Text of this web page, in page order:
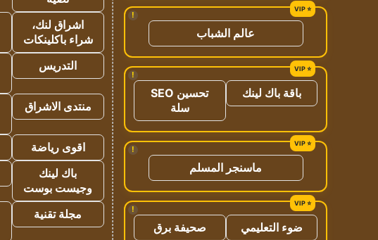
!
عالم الشباب
!
باقة باك لينك
تحسين SEO
سلة
!
ماسنجر المسلم
!
ضوء التعليمي
صحيفة برق
اشراق لنك،
شراء باكلينكات
التدريس
منتدى الاشراق
اقوى رياضة
باك لينك
وجيست بوست
مجلة تقنية